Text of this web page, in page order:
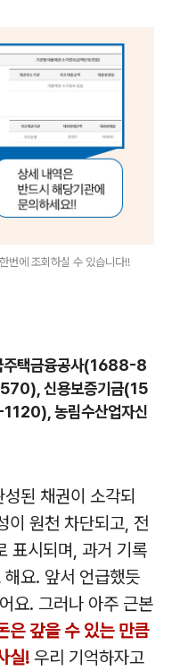
번에 조회하실 수 있습니다!!
택금융공사(1688-8
신용보증기금(15
농림수산업자신
된 채권이 소각되
이 원천 차단되고, 전
표시되며, 과거 기록
요. 앞서 언급했듯
요. 그러나 아주 근본
은 갚을 수 있는 만큼
실! 우리 기억하자고